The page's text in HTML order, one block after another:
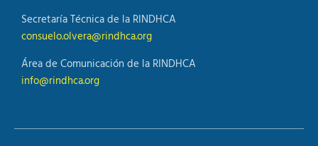
Secretaría Técnica de la RINDHCA
consuelo.olvera@rindhca.org
Área de Comunicación de la RINDHCA
info@rindhca.org